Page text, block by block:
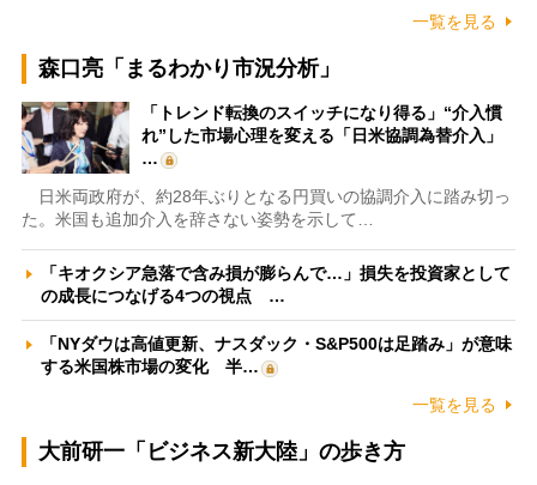
一覧を見る
森口亮「まるわかり市況分析」
「トレンド転換のスイッチになり得る」“介入慣
れ”した市場心理を変える「日米協調為替介入」
…
日米両政府が、約28年ぶりとなる円買いの協調介入に踏み切っ
た。米国も追加介入を辞さない姿勢を示して…
「キオクシア急落で含み損が膨らんで…」損失を投資家として
の成長につなげる4つの視点 …
「NYダウは高値更新、ナスダック・S&P500は足踏み」が意味
する米国株市場の変化 半…
一覧を見る
大前研一「ビジネス新大陸」の歩き方